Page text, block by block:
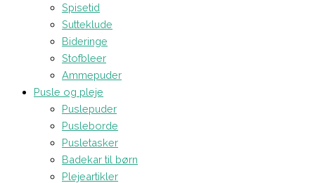
Spisetid
Sutteklude
Bideringe
Stofbleer
Ammepuder
Pusle og pleje
Puslepuder
Pusleborde
Pusletasker
Badekar til børn
Plejeartikler